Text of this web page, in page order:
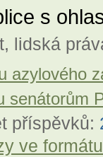
s
, lidská
azylového
senátorům
příspěvků:
ve